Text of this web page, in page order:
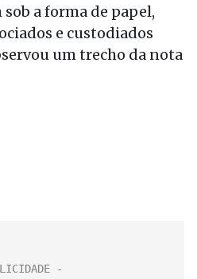
a forma de papel,
e custodiados
um trecho da nota